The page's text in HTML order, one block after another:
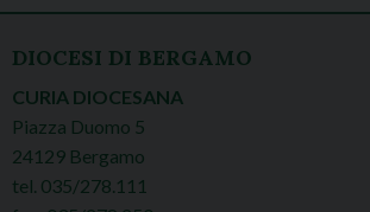
DIOCESI DI BERGAMO
CURIA DIOCESANA
Piazza Duomo 5
24129 Bergamo
tel. 035/278.111